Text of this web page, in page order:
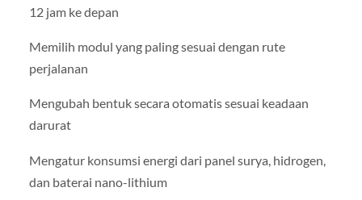
12 jam ke depan
Memilih modul yang paling sesuai dengan rute
perjalanan
Mengubah bentuk secara otomatis sesuai keadaan
darurat
Mengatur konsumsi energi dari panel surya, hidrogen,
dan baterai nano-lithium